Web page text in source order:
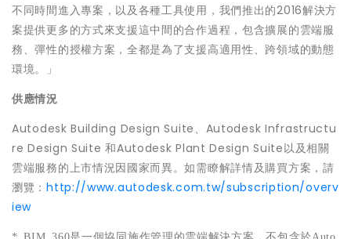
不同時間進入專案，以及各種工具使用，我們推出的2016解決方
案提供更多的方式來支援這中間的合作過程，包含擴展的雲端服
務、彈性的授權方案，全都是為了支援高適用性、跨領域的動態
環境。」
供應情況
Autodesk Building Design Suite、Autodesk Infrastructu
re Design Suite 和Autodesk Plant Design Suite以及相關
雲端服務的上市情況因國家而異。如需瞭解詳情及購買方案，請
瀏覽：http://www.autodesk.com.tw/subscription/overv
iew
* BIM 360是一個協同施作管理的雲端解決方案，不包含於Auto